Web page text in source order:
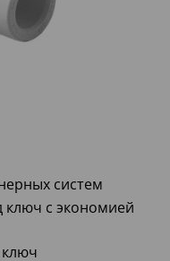
систем
с экономией